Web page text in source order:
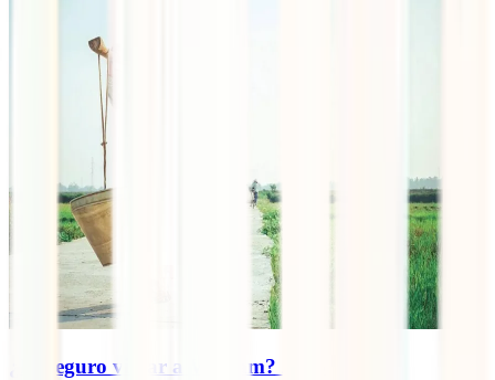
¿Es seguro viajar a Vietnam? 2025